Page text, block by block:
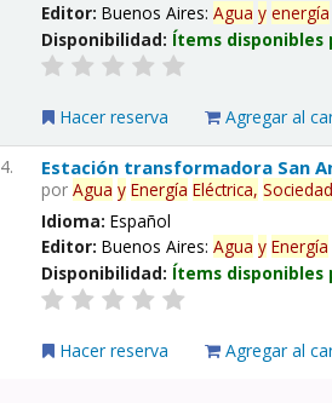
Editor:Buenos Aires:Agua y energía
Disponibilidad: Ítems
Hacer reserva Agregar al
4. Estación transformadora San
porAgua y Energía Eléctrica, Sociedad
Idioma:Español
Editor:Buenos Aires:Agua y Energía
Disponibilidad: Ítems
Hacer reserva Agregar al